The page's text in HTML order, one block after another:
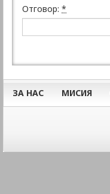
Отговор: *
ЗА НАС МИСИЯ